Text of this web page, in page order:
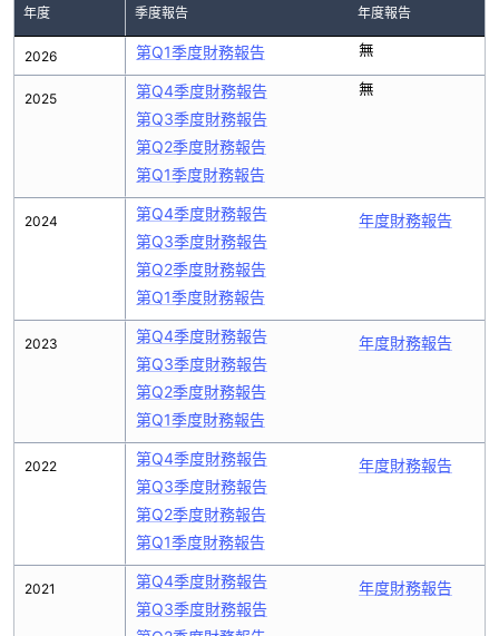
年度 季度報告 年度報告
2026
2025
2024
2023
2022
2021
第Q1季度財務報告 無
第Q4季度財務報告
第Q3季度財務報告
第Q2季度財務報告
第Q1季度財務報告
無
第Q4季度財務報告
第Q3季度財務報告
第Q2季度財務報告
第Q1季度財務報告
年度財務報告
第Q4季度財務報告
第Q3季度財務報告
第Q2季度財務報告
第Q1季度財務報告
年度財務報告
第Q4季度財務報告
第Q3季度財務報告
第Q2季度財務報告
第Q1季度財務報告
年度財務報告
第Q4季度財務報告
第Q3季度財務報告
年度財務報告